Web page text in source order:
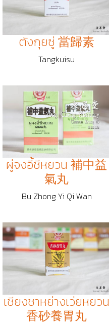
ตังกุยซู่ 當歸素
Tangkuisu
ผู่จงอี้ชีหยวน 補中益
氣丸
Bu Zhong Yi Qi Wan
เชียงชาหย่างเว่ยหยวน
香砂養胃丸